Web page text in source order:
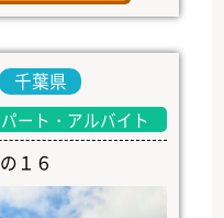
千葉県
パート・アルバイト
１６